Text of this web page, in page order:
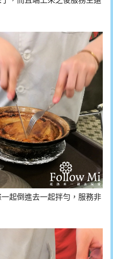
起倒進去一起拌勻，服務非